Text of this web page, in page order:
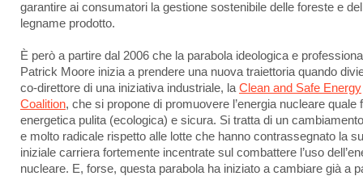
garantire ai consumatori la gestione sostenibile delle foreste e del
legname prodotto.
È però a partire dal 2006 che la parabola ideologica e
Patrick Moore inizia a prendere una nuova traiettoria quando
co-direttore di una iniziativa industriale, la Clean and Safe Energy
Coalition, che si propone di promuovere l’energia nucleare quale
energetica pulita (ecologica) e sicura. Si tratta di un
e molto radicale rispetto alle lotte che hanno contrassegnato la
iniziale carriera fortemente incentrate sul combattere l’uso
nucleare. E, forse, questa parabola ha iniziato a cambiare già a